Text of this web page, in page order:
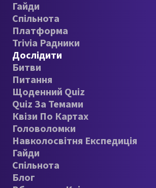
Гайди
Спільнота
Платформа
Trivia Радники
Дослідити
Битви
Питання
Щоденний Quiz
Quiz За Темами
Квізи По Картах
Головоломки
Навколосвітня Експедиція
Гайди
Спільнота
Блог